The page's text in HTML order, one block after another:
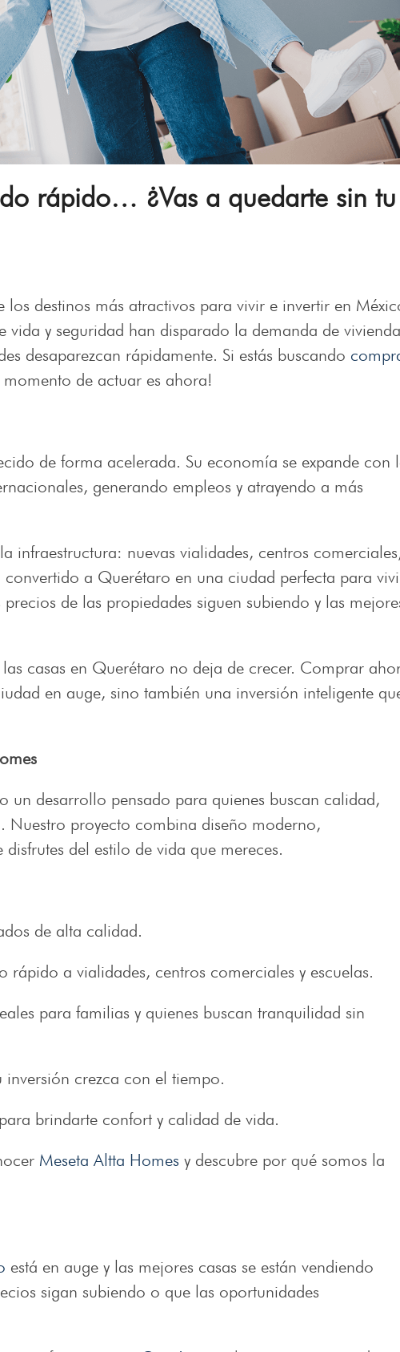
rápido… ¿Vas a quedarte sin tu
destinos más atractivos para vivir e invertir en
y seguridad han disparado la demanda de
desaparezcan rápidamente. Si estás buscando
de actuar es ahora!
de forma acelerada. Su economía se expande con
generando empleos y atrayendo a más
infraestructura: nuevas vialidades, centros
convertido a Querétaro en una ciudad perfecta para
de las propiedades siguen subiendo y las
casas en Querétaro no deja de crecer. Comprar
en auge, sino también una inversión inteligente
un desarrollo pensado para quienes buscan calidad,
Nuestro proyecto combina diseño moderno,
del estilo de vida que mereces.
de alta calidad.
a vialidades, centros comerciales y escuelas.
para familias y quienes buscan tranquilidad sin
crezca con el tiempo.
brindarte confort y calidad de vida.
Meseta Altta Homes y descubre por qué somos la
está en auge y las mejores casas se están vendiendo
sigan subiendo o que las oportunidades